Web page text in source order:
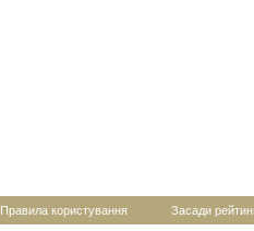
Правила користування Засади